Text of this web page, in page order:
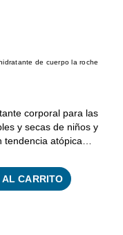
de cuerpo la roche
corporal para las
y secas de niños y
tendencia atópica…
CARRITO